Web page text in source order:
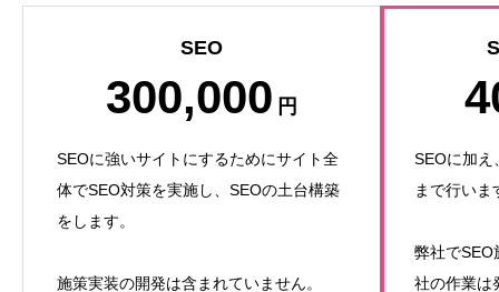
SEO
300,000 円
SEOに強いサイトにするためにサイト全
体でSEO対策を実施し、SEOの土台構築
をします。
施策実装の開発は含まれていません。
SEOに加え
まで行いま
弊社でSEO
社の作業は